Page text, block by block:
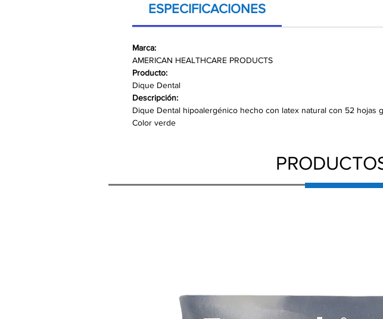
ESPECIFICACIONES
Marca:
AMERICAN HEALTHCARE PRODUCTS
Producto:
Dique Dental
Descripción:
Dique Dental hipoalergénico hecho con latex natural con 52 hojas
Color verde